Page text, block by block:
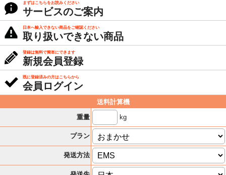
まずはこちらをお読みください
サービスのご案内
日本へ輸入できない商品をご確認ください
取り扱いできない商品
登録は無料で簡単にできます
新規会員登録
既に登録済みの方はこちらから
会員ログイン
送料計算機
重量
kg
プラン
発送方法